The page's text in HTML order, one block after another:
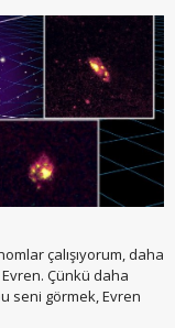
çalışıyorum, daha
Çünkü daha
seni görmek, Evren